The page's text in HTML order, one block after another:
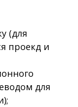
(для
проекд и
для